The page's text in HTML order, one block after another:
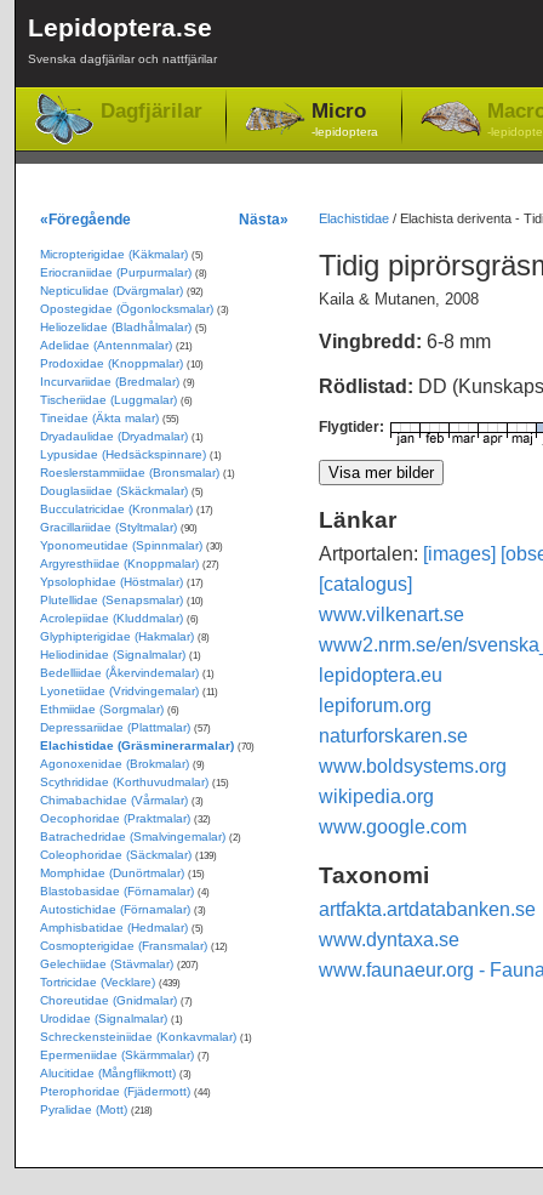
Lepidoptera.se
Svenska dagfjärilar och nattfjärilar
Dagfjärilar Micro
-lepidoptera -
Elachistidae/ Elachista deriventa -
Tidig
Kaila & Mutanen, 2008
Vingbredd: 6-8 mm
Rödlistad: DD
Flygtider:
Länkar
Artportalen: [images]
[catalogus]
www.vilkenart.se
www2.nrm.se/en/
lepidoptera.eu
lepiforum.org
naturforskaren.se
www.boldsystems.org
wikipedia.org
www.google.com
Taxonomi
artfakta.artdatabanken.se
www.dyntaxa.se
www.faunaeur.org -
«Föregående Nästa»
Micropterigidae (Käkmalar) (5)
Eriocraniidae (Purpurmalar) (8)
Nepticulidae (Dvärgmalar) (92)
Opostegidae (Ögonlocksmalar) (3)
Heliozelidae (Bladhålmalar) (5)
Adelidae (Antennmalar) (21)
Prodoxidae (Knoppmalar) (10)
Incurvariidae (Bredmalar) (9)
Tischeriidae (Luggmalar) (6)
Tineidae (Äkta malar) (55)
Dryadaulidae (Dryadmalar) (1)
Lypusidae (Hedsäckspinnare) (1)
Roeslerstammiidae (Bronsmalar) (1)
Douglasiidae (Skäckmalar) (5)
Bucculatricidae (Kronmalar) (17)
Gracillariidae (Styltmalar) (90)
Yponomeutidae (Spinnmalar) (30)
Argyresthiidae (Knoppmalar) (27)
Ypsolophidae (Höstmalar) (17)
Plutellidae (Senapsmalar) (10)
Acrolepiidae (Kluddmalar) (6)
Glyphipterigidae (Hakmalar) (8)
Heliodinidae (Signalmalar) (1)
Bedelliidae (Åkervindemalar) (1)
Lyonetiidae (Vridvingemalar) (11)
Ethmiidae (Sorgmalar) (6)
Depressariidae (Plattmalar) (57)
Elachistidae (Gräsminerarmalar) (70)
Agonoxenidae (Brokmalar) (9)
Scythrididae (Korthuvudmalar) (15)
Chimabachidae (Vårmalar) (3)
Oecophoridae (Praktmalar) (32)
Batrachedridae (Smalvingemalar) (2)
Coleophoridae (Säckmalar) (139)
Momphidae (Dunörtmalar) (15)
Blastobasidae (Förnamalar) (4)
Autostichidae (Förnamalar) (3)
Amphisbatidae (Hedmalar) (5)
Cosmopterigidae (Fransmalar) (12)
Gelechiidae (Stävmalar) (207)
Tortricidae (Vecklare) (439)
Choreutidae (Gnidmalar) (7)
Urodidae (Signalmalar) (1)
Schreckensteiniidae (Konkavmalar) (1)
Epermeniidae (Skärmmalar) (7)
Alucitidae (Mångflikmott) (3)
Pterophoridae (Fjädermott) (44)
Pyralidae (Mott) (218)